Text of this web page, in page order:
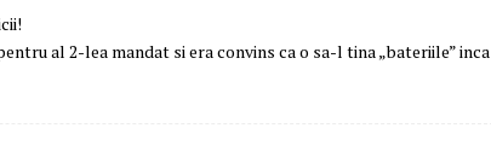
al 2-lea mandat si era convins ca o sa-l tina „bateriile” inca